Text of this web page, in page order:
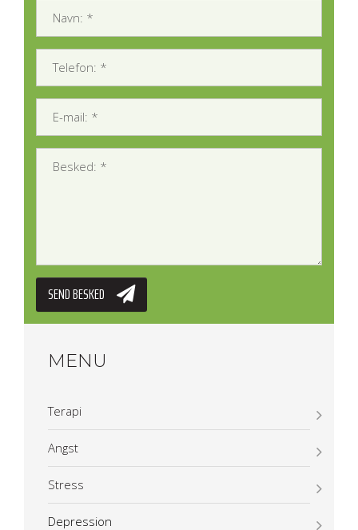
NAVN: *
TELEFON: *
E-MAIL: *
BESKED: *
SEND BESKED
MENU
Terapi
Angst
​Stress
Depression